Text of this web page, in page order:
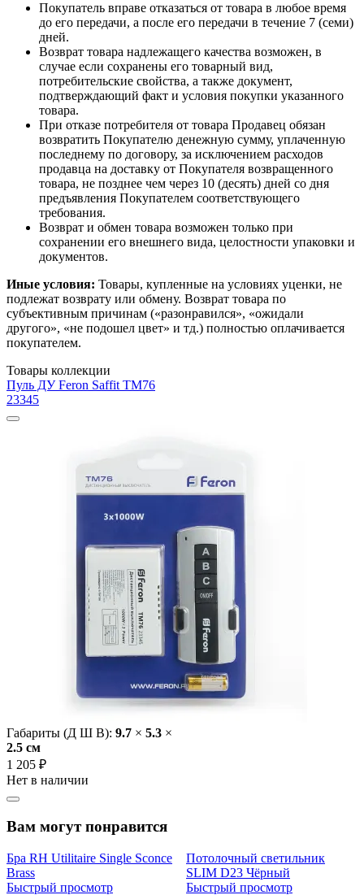
Покупатель вправе отказаться от товара в любое время
до его передачи, а после его передачи в течение 7 (семи)
дней.
Возврат товара надлежащего качества возможен, в
случае если сохранены его товарный вид,
потребительские свойства, а также документ,
подтверждающий факт и условия покупки указанного
товара.
При отказе потребителя от товара Продавец обязан
возвратить Покупателю денежную сумму, уплаченную
последнему по договору, за исключением расходов
продавца на доставку от Покупателя возвращенного
товара, не позднее чем через 10 (десять) дней со дня
предъявления Покупателем соответствующего
требования.
Возврат и обмен товара возможен только при
сохранении его внешнего вида, целостности упаковки и
документов.
Иные условия: Товары, купленные на условиях уценки, не
подлежат возврату или обмену. Возврат товара по
субъективным причинам («разонравился», «ожидали
другого», «не подошел цвет» и тд.) полностью оплачивается
покупателем.
Товары коллекции
Пуль ДУ Feron Saffit TM76
23345
Габариты (Д Ш В): 9.7 × 5.3 ×
2.5 cм
1 205 ₽
Нет в наличии
Вам могут понравится
Бра RH Utilitaire Single Sconce
Brass
Быстрый просмотр
Потолочный светильник
SLIM D23 Чёрный
Быстрый просмотр